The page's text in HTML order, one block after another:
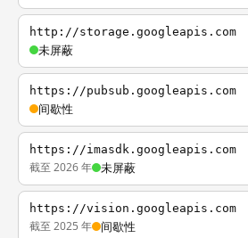
http://storage.googleapis.com
未屏蔽
https://pubsub.googleapis.com
间歇性
https://imasdk.googleapis.com
截至 2026 年 未屏蔽
https://vision.googleapis.com
截至 2025 年 间歇性